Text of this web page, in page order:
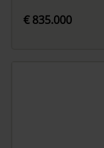
€ 835.000